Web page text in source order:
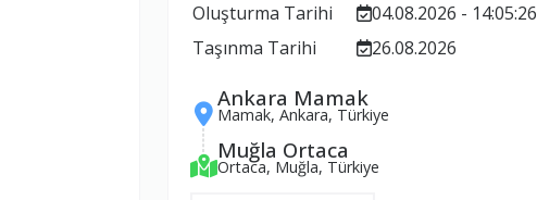
Oluşturma Tarihi
04.08.2026 - 14:05:26
Taşınma Tarihi
26.08.2026
Ankara Mamak
Mamak, Ankara, Türkiye
Muğla Ortaca
Ortaca, Muğla, Türkiye